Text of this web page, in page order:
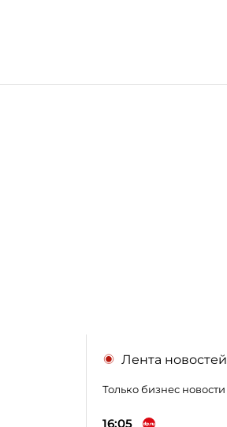
Лента новостей
Только бизнес новости
16:05